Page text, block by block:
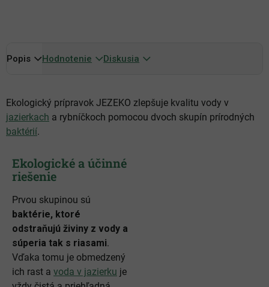
Voda sa dá použiť na zalievanie rastlín
Popis Hodnotenie Diskusia
Ekologický prípravok JEZEKO zlepšuje kvalitu vody v
jazierkach a rybníčkoch pomocou dvoch skupín prírodných
baktérií.
Ekologické a účinné
riešenie
Prvou skupinou sú
baktérie, ktoré
odstraňujú živiny z vody a
súperia tak s riasami.
Vďaka tomu je obmedzený
ich rast a voda v jazierku je